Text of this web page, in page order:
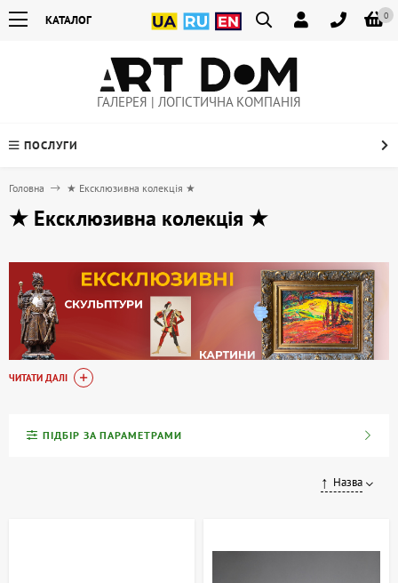
0
КАТАЛОГ
ГАЛЕРЕЯ | ЛОГІСТИЧНА КОМПАНІЯ
ПОСЛУГИ
Головна ★ Ексклюзивна колекція ★
★ Ексклюзивна колекція ★
об'єктів, створених вручну талановитими українськими
У колекції представлені колекційний живопис, авторська
ЧИТАТИ ДАЛІ
ПІДБІР ЗА ПАРАМЕТРАМИ
Назва